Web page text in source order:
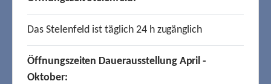
Das Stelenfeld ist täglich 24 h zugänglich
Öffnungszeiten Dauerausstellung April -
Oktober: